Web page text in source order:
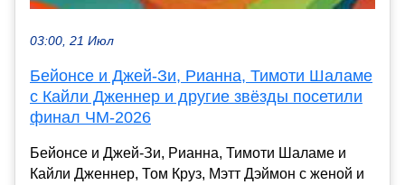
03:00, 21 Июл
Бейонсе и Джей-Зи, Рианна, Тимоти Шаламе
с Кайли Дженнер и другие звёзды посетили
финал ЧМ-2026
Бейонсе и Джей-Зи, Рианна, Тимоти Шаламе и
Кайли Дженнер, Том Круз, Мэтт Дэймон с женой и